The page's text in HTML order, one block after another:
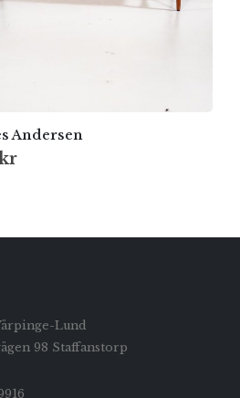
Andersen
Lund
98 Staffanstorp